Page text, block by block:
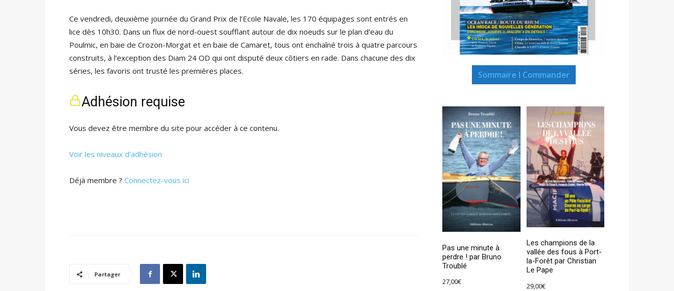
Ce vendredi, deuxième journée du Grand Prix de l’Ecole Navale, les 170 équipages sont entrés en
lice dès 10h30. Dans un flux de nord-ouest soufflant autour de dix noeuds sur le plan d’eau du
Poulmic, en baie de Crozon-Morgat et en baie de Camaret, tous ont enchaîné trois à quatre parcours
construits, à l’exception des Diam 24 OD qui ont disputé deux côtiers en rade. Dans chacune des dix
séries, les favoris ont trusté les premières places.
Adhésion requise
Vous devez être membre du site pour accéder à ce contenu.
Voir les niveaux d’adhésion
Déjà membre ? Connectez-vous ici
Partager
Sommaire I Commander
Pas une minute à
perdre ! par Bruno
Troublé
27,00€
Les champions de la
vallée des fous à Port-
la-Forêt par Christian
Le Pape
29,00€